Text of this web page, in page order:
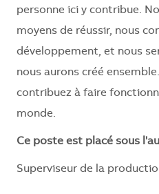
personne ici y contribue.
moyens de réussir, nous
développement, et nous
nous aurons créé
contribuez à faire
monde.
Ce poste est placé sous
Superviseur de la